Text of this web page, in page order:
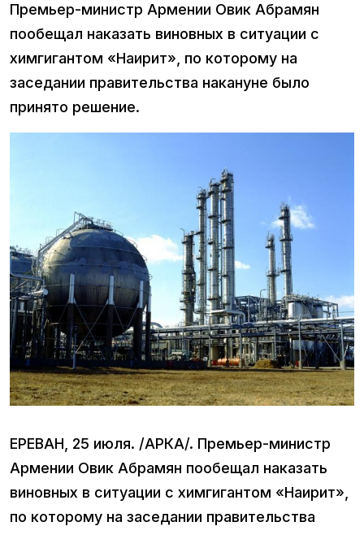
Премьер-министр Армении Овик Абрамян
пообещал наказать виновных в ситуации с
химгигантом «Наирит», по которому на
заседании правительства накануне было
принято решение.
ЕРЕВАН, 25 июля. /АРКА/. Премьер-министр
Армении Овик Абрамян пообещал наказать
виновных в ситуации с химгигантом «Наирит»,
по которому на заседании правительства